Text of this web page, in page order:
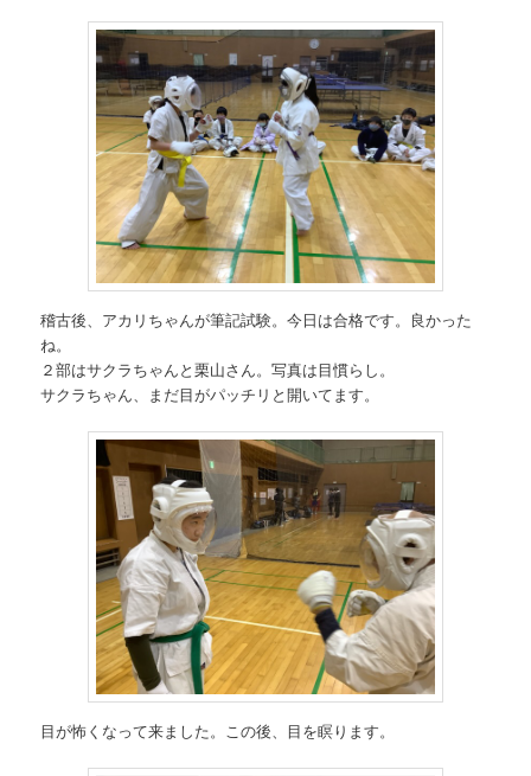
稽古後、アカリちゃんが筆記試験。今日は合格です。良かった
ね。
２部はサクラちゃんと栗山さん。写真は目慣らし。
サクラちゃん、まだ目がパッチリと開いてます。
目が怖くなって来ました。この後、目を瞑ります。